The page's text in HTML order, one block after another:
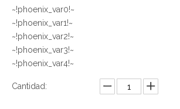
~!phoenix_var0!~
~!phoenix_var1!~
~!phoenix_var2!~
~!phoenix_var3!~
~!phoenix_var4!~
Cantidad: